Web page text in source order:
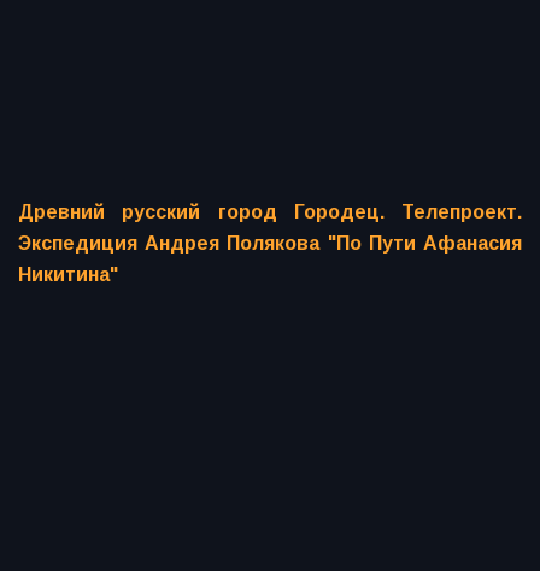
Древний русский город Городец. Телепроект.
Экспедиция Андрея Полякова "По Пути Афанасия
Никитина"